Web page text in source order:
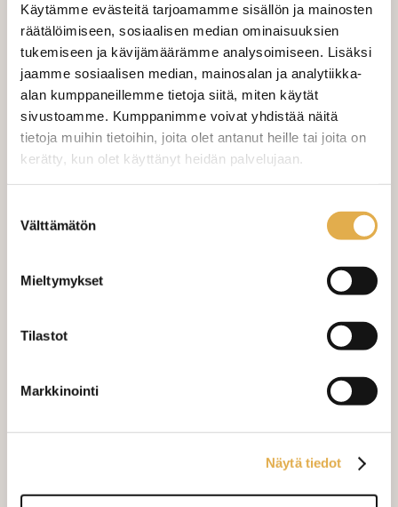
Käytämme evästeitä tarjoamamme sisällön ja mainosten
räätälöimiseen, sosiaalisen median ominaisuuksien
tukemiseen ja kävijämäärämme analysoimiseen. Lisäksi
jaamme sosiaalisen median, mainosalan ja analytiikka-
alan kumppaneillemme tietoja siitä, miten käytät
sivustoamme. Kumppanimme voivat yhdistää näitä
tietoja muihin tietoihin, joita olet antanut heille tai joita on
kerätty, kun olet käyttänyt heidän palvelujaan.
valinta
Välttämätön
Mieltymykset
Tilastot
Markkinointi
Näytä tiedot
Tilaa näytepala kankaasta
Näytepalan hinta 1,50 €. Koko n. 10x10 cm.
Valitse mukaan ompelupalvelu
(sis. työn ja tarvikkeet)
VERHOJEN MÄÄRÄ:
+ 4,00 €
+ 27,00 €
Verho wavenauhalla, leveys 150
cm
+ 28,00 €
mittaamiseen ja kankaan menekin
laskukaavion. Ompelutyön toimitusaika